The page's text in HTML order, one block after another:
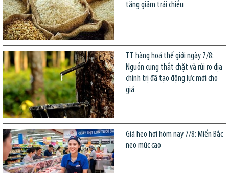
tăng giảm trái chiều
TT hàng hoá thế giới ngày 7/8:
Nguồn cung thắt chặt và rủi ro địa
chính trị đã tạo động lực mới cho
giá
Giá heo hơi hôm nay 7/8: Miền Bắc
neo mức cao